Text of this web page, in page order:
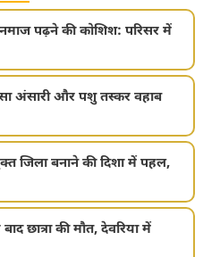
पढ़ने की कोशिश: परिसर में
अंसारी और पशु तस्कर वहाब
जिला बनाने की दिशा में पहल,
छात्रा की मौत, देवरिया में